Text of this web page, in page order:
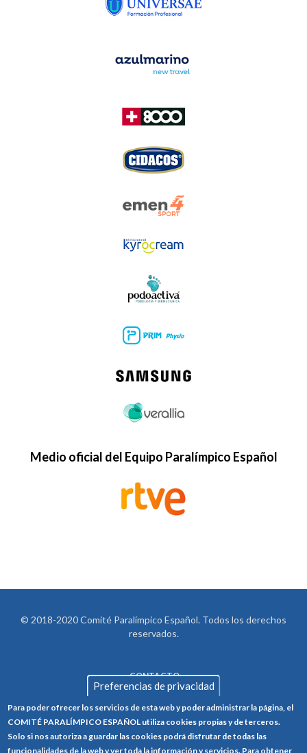
Medio oficial del Equipo Paralímpico Español
© 2018-2020 Comité Paralímpico Español. Todos los derechos
reservados.
FOOTER
CONTACTO
POLÍTICA DE PRIVACIDAD
POLÍTICA DE COOKIES
Preferencias de privacidad
Para poder ofrecer los servicios de esta web y poder administrar la página, el
COMITÉ PARALÍMPICO ESPAÑOL utiliza cookies propias y de terceros.
Solo si nos autoriza a guardar las cookies podrá disfrutar de todas las
funcionalidades de la web y ver toda la información y servicios. Para obtener